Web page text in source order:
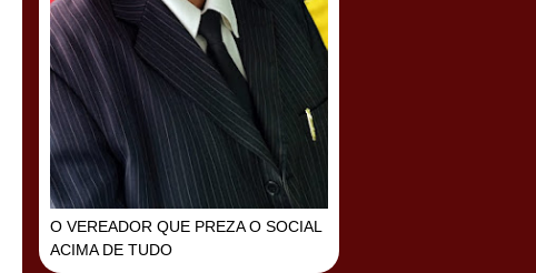
O VEREADOR QUE PREZA O SOCIAL
ACIMA DE TUDO